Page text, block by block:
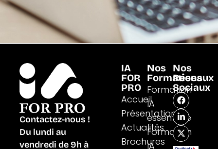
Contactez-nous !
Du lundi au
vendredi de 9h à
IA
FOR
PRO
Accueil
Présentation
Actualités
Brochures
Nos
Formations
Formation
IA
essentielle
Formation
IA
Nos
Réseaux
Sociaux
F
a
c
e
b
o
o
L
i
n
k
e
d
i
X
-
t
w
i
t
t